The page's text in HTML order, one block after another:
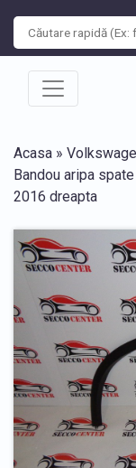
Acasa »
Bandou aripa
2016 dreapta